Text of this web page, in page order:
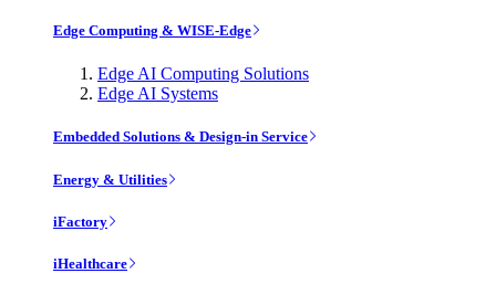
Edge Computing & WISE-Edge
Edge AI Computing Solutions
Edge AI Systems
Embedded Solutions & Design-in Service
Energy & Utilities
iFactory
iHealthcare